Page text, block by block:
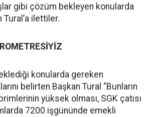
gibi çözüm bekleyen konularda
ilettiler.
konularda gereken
belirten Başkan Tural “Bunların
yüksek olması, SGK çatısı
7200 işgününde emekli